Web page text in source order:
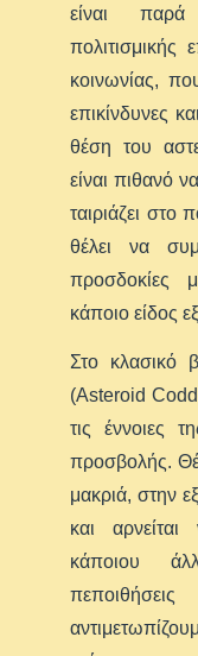
είναι
πολιτισμικής
κοινωνίας,
επικίνδυνες
θέση του
είναι πιθανό
ταιριάζει στο
θέλει να
προσδοκίες
κάποιο είδος
Στο κλασικό
(Asteroid
τις έννοιες
προσβολής.
μακριά, στην
και
κάποιου